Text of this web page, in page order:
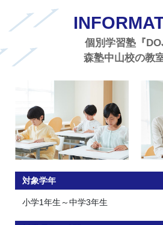
個別学習塾『
森塾中山校の教
対象学年
小学1年生～中学3年生